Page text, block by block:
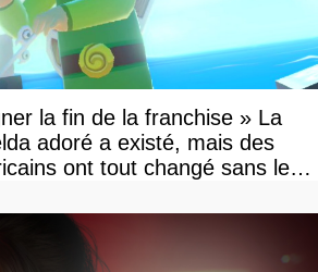
la fin de la franchise » La
adoré a existé, mais des
ont tout changé sans le